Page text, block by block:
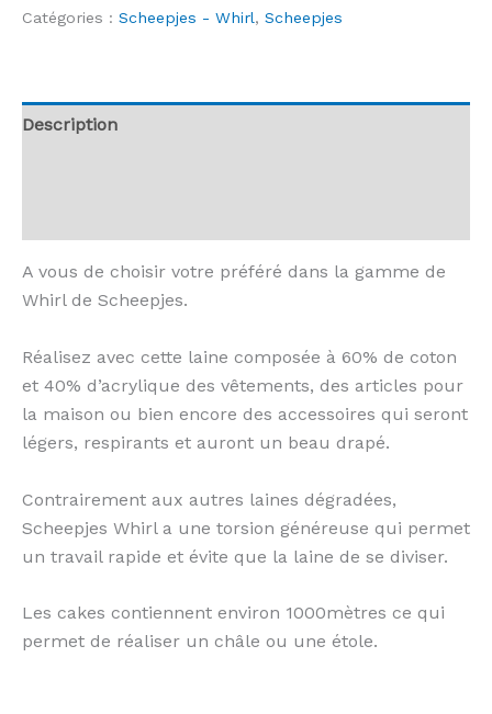
Cream
Catégories : Scheepjes - Whirl, Scheepjes
Description
A vous de choisir votre préféré dans la gamme de
Whirl de Scheepjes.
Réalisez avec cette laine composée à 60% de coton
et 40% d’acrylique des vêtements, des articles pour
la maison ou bien encore des accessoires qui seront
légers, respirants et auront un beau drapé.
Contrairement aux autres laines dégradées,
Scheepjes Whirl a une torsion généreuse qui permet
un travail rapide et évite que la laine de se diviser.
Les cakes contiennent environ 1000mètres ce qui
permet de réaliser un châle ou une étole.